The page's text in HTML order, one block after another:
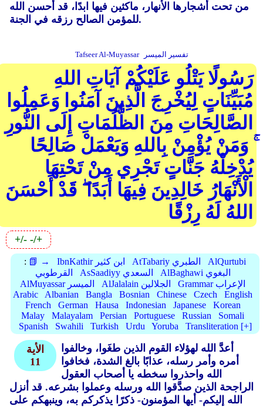
من تحت أشجارها الأنهار، ماكثين فيها ابدًا، قد أحسن الله
للمؤمن الصالح رزقه في الجنة.
Tafseer Al-Muyassar تفسير الميسر
رَسُولًا يَتْلُو عَلَيْكُمْ آيَاتِ اللهِ
مُبَيِّنَاتٍ لِيُخْرِجَ الَّذِينَ آمَنُوا وَعَمِلُوا
الصَّالِحَاتِ مِنَ الظُّلُمَاتِ إِلَى النُّورِ
ۚ وَمَنْ يُؤْمِنْ بِاللهِ وَيَعْمَلْ صَالِحًا
يُدْخِلْهُ جَنَّاتٍ تَجْرِي مِنْ تَحْتِهَا
الْأَنْهَارُ خَالِدِينَ فِيهَا أَبَدًا ۖ قَدْ أَحْسَنَ
اللهُ لَهُ رِزْقًا
+/- -/+
: 📗 → IbnKathir ابن كثير AtTabariy الطبري
AlQurtubi
القرطوبي
AsSaadiyy السعدي
AlBaghawi البغوي
AlMuyassar الميسر
AlJalalain الجلالين
Grammar الإعراب
Arabic
Albanian Bangla Bosnian Chinese Czech
English
French
German Hausa Indonesian Japanese
Korean
Malay
Malayalam Persian Portuguese Russian
Somali
Spanish
Swahili Turkish Urdu Yoruba Transliteration [+]
الأية
11
أعدَّ الله لهؤلاء القوم الذين طغَوا، وخالفوا
أمره وأمر رسله، عذابًا بالغ الشدة، فخافوا
الله واحذروا سخطه يا أصحاب العقول
الراجحة الذين صدَّقوا الله ورسله وعملوا بشرعه. قد أنزل
الله إليكم- أيها المؤمنون- ذكرًا يذكركم به، وينبهكم على